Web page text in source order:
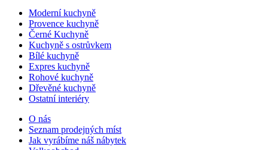
Moderní kuchyně
Provence kuchyně
Černé Kuchyně
Kuchyně s ostrůvkem
Bílé kuchyně
Expres kuchyně
Rohové kuchyně
Dřevěné kuchyně
Ostatní interiéry
O nás
Seznam prodejných míst
Jak vyrábíme náš nábytek